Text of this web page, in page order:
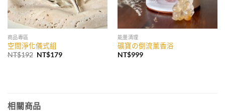
商品專區
空間淨化儀式組
NT$192 原
NT$179目
能量清理
礦寶の倒流薰香浴
NT$999
相關商品